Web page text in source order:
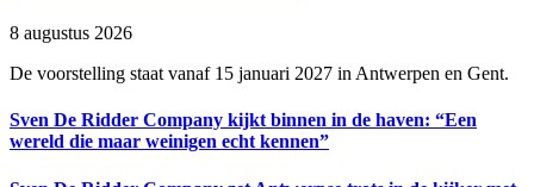
8 augustus 2026
De voorstelling staat vanaf 15 januari 2027 in Antwerpen en Gent.
Sven De Ridder Company kijkt binnen in de haven: “Een
wereld die maar weinigen echt kennen”